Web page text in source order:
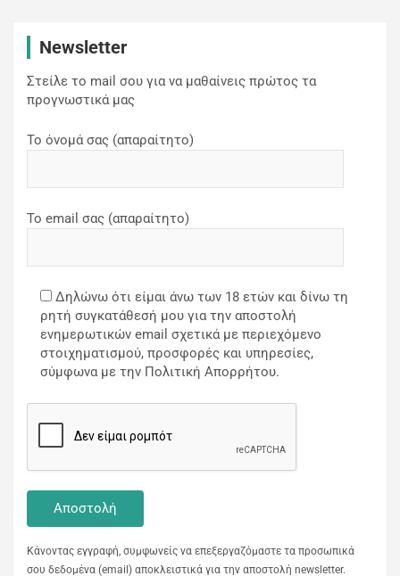
Newsletter
Στείλε το mail σου για να μαθαίνεις πρώτος τα
προγνωστικά μας
Το όνομά σας (απαραίτητο)
Το email σας (απαραίτητο)
Δηλώνω ότι είμαι άνω των 18 ετών και δίνω τη
ρητή συγκατάθεσή μου για την αποστολή
ενημερωτικών email σχετικά με περιεχόμενο
στοιχηματισμού, προσφορές και υπηρεσίες,
σύμφωνα με την Πολιτική Απορρήτου.
Κάνοντας εγγραφή, συμφωνείς να επεξεργαζόμαστε τα προσωπικά
σου δεδομένα (email) αποκλειστικά για την αποστολή newsletter.